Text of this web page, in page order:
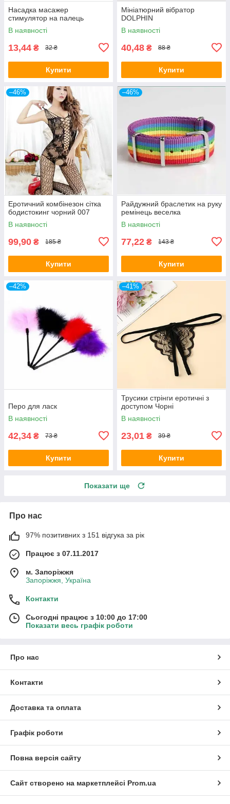
Насадка масажер
стимулятор на палець
В наявності
13,44 ₴ 32 ₴
Купити
Мініатюрний вібратор
DOLPHIN
В наявності
40,48 ₴ 88 ₴
Купити
–46%
Еротичний комбінезон сітка
бодистокинг чорний 007
В наявності
99,90 ₴ 185 ₴
Купити
–46%
Райдужний браслетик на руку
ремінець веселка
В наявності
77,22 ₴ 143 ₴
Купити
–42%
Перо для ласк
В наявності
42,34 ₴ 73 ₴
Купити
–41%
Трусики стрінги еротичні з
доступом Чорні
В наявності
23,01 ₴ 39 ₴
Купити
Показати ще
Про нас
97% позитивних з 151 відгука за рік
Працює з 07.11.2017
м. Запоріжжя
Запоріжжя, Україна
Контакти
Сьогодні працює з 10:00 до 17:00
Показати весь графік роботи
Про нас
Контакти
Доставка та оплата
Графік роботи
Повна версія сайту
Сайт створено на маркетплейсі Prom.ua